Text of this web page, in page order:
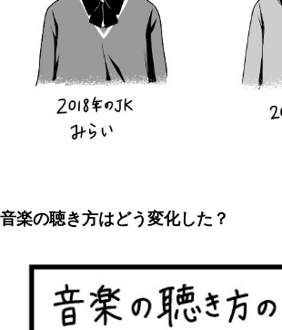
音楽の聴き方はどう変化した？